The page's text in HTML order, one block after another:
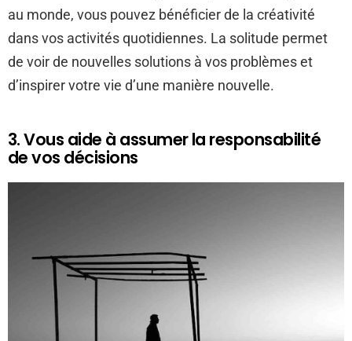
au monde, vous pouvez bénéficier de la créativité
dans vos activités quotidiennes. La solitude permet
de voir de nouvelles solutions à vos problèmes et
d’inspirer votre vie d’une manière nouvelle.
3. Vous aide à assumer la responsabilité
de vos décisions